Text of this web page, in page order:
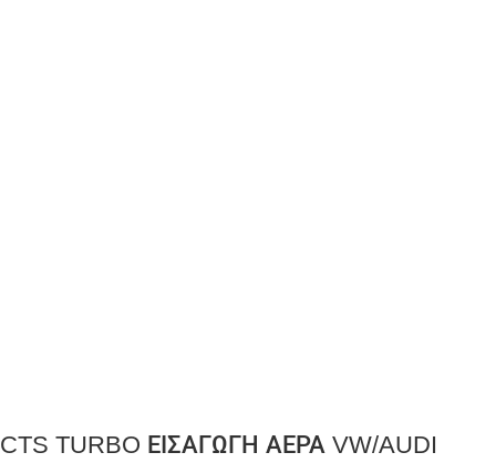
CTS TURBO ΕΙΣΑΓΩΓΗ ΑΕΡΑ VW/AUDI